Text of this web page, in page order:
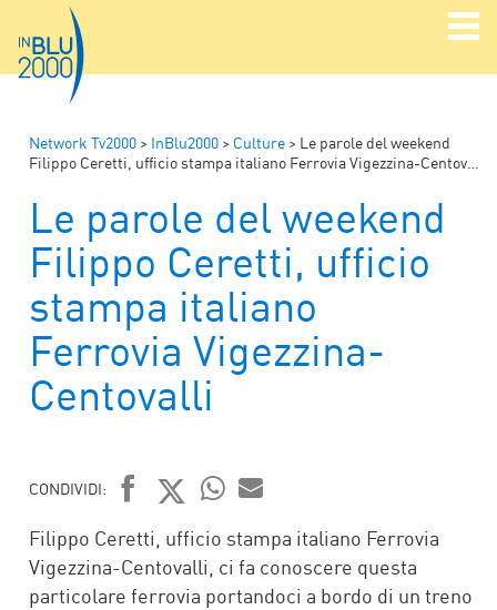
Network Tv2000 > InBlu2000 > Culture > Le parole del weekend
Filippo Ceretti, ufficio stampa italiano Ferrovia Vigezzina-Centovalli
Le parole del weekend
Filippo Ceretti, ufficio
stampa italiano
Ferrovia Vigezzina-
Centovalli
CONDIVIDI:
FACEBOOK
TWITTER
WHATSAPP
MAIL
Filippo Ceretti, ufficio stampa italiano Ferrovia
Vigezzina-Centovalli, ci fa conoscere questa
particolare ferrovia portandoci a bordo di un treno